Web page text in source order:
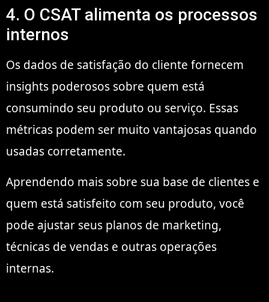
4. O CSAT alimenta os processos
internos
Os dados de satisfação do cliente fornecem
insights poderosos sobre quem está
consumindo seu produto ou serviço. Essas
métricas podem ser muito vantajosas quando
usadas corretamente.
Aprendendo mais sobre sua base de clientes e
quem está satisfeito com seu produto, você
pode ajustar seus planos de marketing,
técnicas de vendas e outras operações
internas.